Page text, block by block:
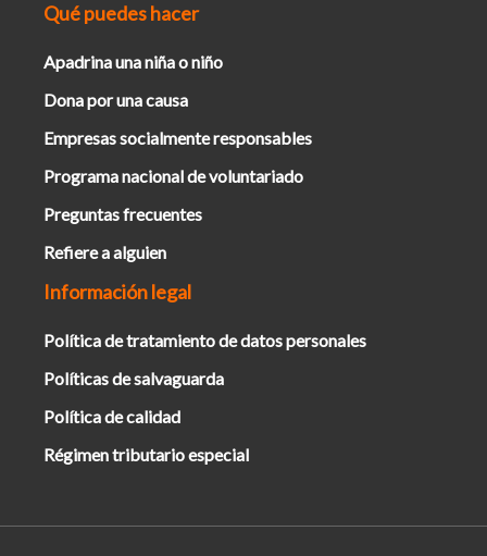
Qué puedes hacer
Apadrina una niña o niño
Dona por una causa
Empresas socialmente responsables
Programa nacional de voluntariado
Preguntas frecuentes
Refiere a alguien
Información legal
Política de tratamiento de datos personales
Políticas de salvaguarda
Política de calidad
Régimen tributario especial